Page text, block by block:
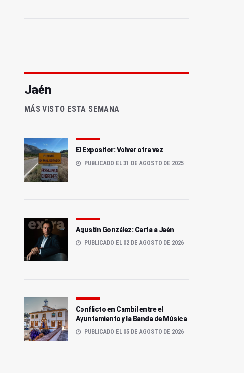
Jaén
MÁS VISTO ESTA SEMANA
El Expositor: Volver otra vez
PUBLICADO EL 31 DE AGOSTO DE 2025
Agustín González: Carta a Jaén
PUBLICADO EL 02 DE AGOSTO DE 2026
Conflicto en Cambil entre el
Ayuntamiento y la Banda de Música
PUBLICADO EL 05 DE AGOSTO DE 2026